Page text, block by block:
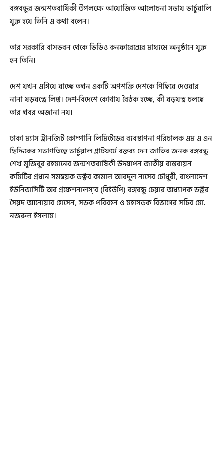
বঙ্গবন্ধুর জন্মশতবার্ষিকী উপলক্ষে আয়োজিত আলোচনা সভায় ভার্চুয়ালি
যুক্ত হয়ে তিনি এ কথা বলেন।
তার সরকারি বাসভবন থেকে ভিডিও কনফারেন্সের মাধ্যমে অনুষ্ঠানে যুক্ত
হন তিনি।
দেশ যখন এগিয়ে যাচ্ছে তখন একটি অপশক্তি দেশকে পিছিয়ে দেওয়ার
নানা ষড়যন্ত্রে লিপ্ত। দেশ-বিদেশে কোথায় বৈঠক হচ্ছে, কী ষড়যন্ত্র চলছে
তার খবর অজানা নয়।
ঢাকা ম্যাস ট্রানজিট কোম্পানি লিমিটেডের ব্যবস্থাপনা পরিচালক এম এ এন
ছিদ্দিকের সভাপতিত্বে ভার্চুয়াল প্লাটফর্মে বক্তব্য দেন জাতির জনক বঙ্গবন্ধু
শেখ মুজিবুর রহমানের জন্মশতবার্ষিকী উদযাপন জাতীয় বাস্তবায়ন
কমিটির প্রধান সমন্বয়ক ডক্টর কামাল আবদুল নাসের চৌধুরী, বাংলাদেশ
ইউনিভার্সিটি অব প্রফেশনালস্’র (বিইউপি) বঙ্গবন্ধু চেয়ার অধ্যাপক ডক্টর
সৈয়দ আনোয়ার হোসেন, সড়ক পরিবহন ও মহাসড়ক বিভাগের সচিব মো.
নজরুল ইসলাম।